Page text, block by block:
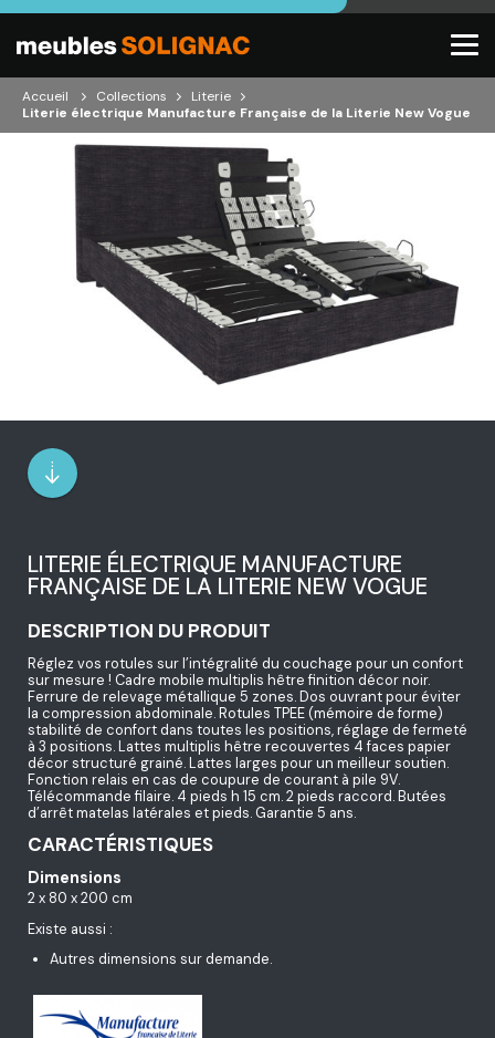
Accueil Collections
Literie
Literie électrique Manufacture Française de la Literie New Vogue
LITERIE ÉLECTRIQUE MANUFACTURE
FRANÇAISE DE LA LITERIE NEW VOGUE
DESCRIPTION DU PRODUIT
Réglez vos rotules sur l’intégralité du couchage pour un confort
sur mesure ! Cadre mobile multiplis hêtre finition décor noir.
Ferrure de relevage métallique 5 zones. Dos ouvrant pour éviter
la compression abdominale. Rotules TPEE (mémoire de forme)
stabilité de confort dans toutes les positions, réglage de fermeté
à 3 positions. Lattes multiplis hêtre recouvertes 4 faces papier
décor structuré grainé. Lattes larges pour un meilleur soutien.
Fonction relais en cas de coupure de courant à pile 9V.
Télécommande filaire. 4 pieds h 15 cm. 2 pieds raccord. Butées
d’arrêt matelas latérales et pieds. Garantie 5 ans.
CARACTÉRISTIQUES
Dimensions
2 x 80 x 200 cm
Existe aussi :
Autres dimensions sur demande.